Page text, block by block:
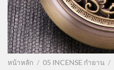
หน้าหลัก / 05 INCENSE กำยาน /